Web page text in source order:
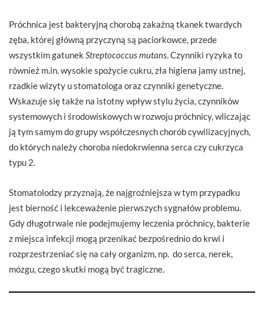
Próchnica jest bakteryjną chorobą zakaźną tkanek twardych
zęba, której główną przyczyną są paciorkowce, przede
wszystkim gatunek Streptococcus mutans . Czynniki ryzyka to
również m.in. wysokie spożycie cukru, zła higiena jamy ustnej,
rzadkie wizyty u stomatologa oraz czynniki genetyczne.
Wskazuje się także na istotny wpływ stylu życia, czynników
systemowych i środowiskowych w rozwoju próchnicy, wliczając
ją tym samym do grupy współczesnych chorób cywilizacyjnych,
do których należy choroba niedokrwienna serca czy cukrzyca
typu 2.
Stomatolodzy przyznają, że najgroźniejsza w tym przypadku
jest bierność i lekceważenie pierwszych sygnałów problemu.
Gdy długotrwale nie podejmujemy leczenia próchnicy, bakterie
z miejsca infekcji mogą przenikać bezpośrednio do krwi i
rozprzestrzeniać się na cały organizm, np. do serca, nerek,
mózgu, czego skutki mogą być tragiczne.